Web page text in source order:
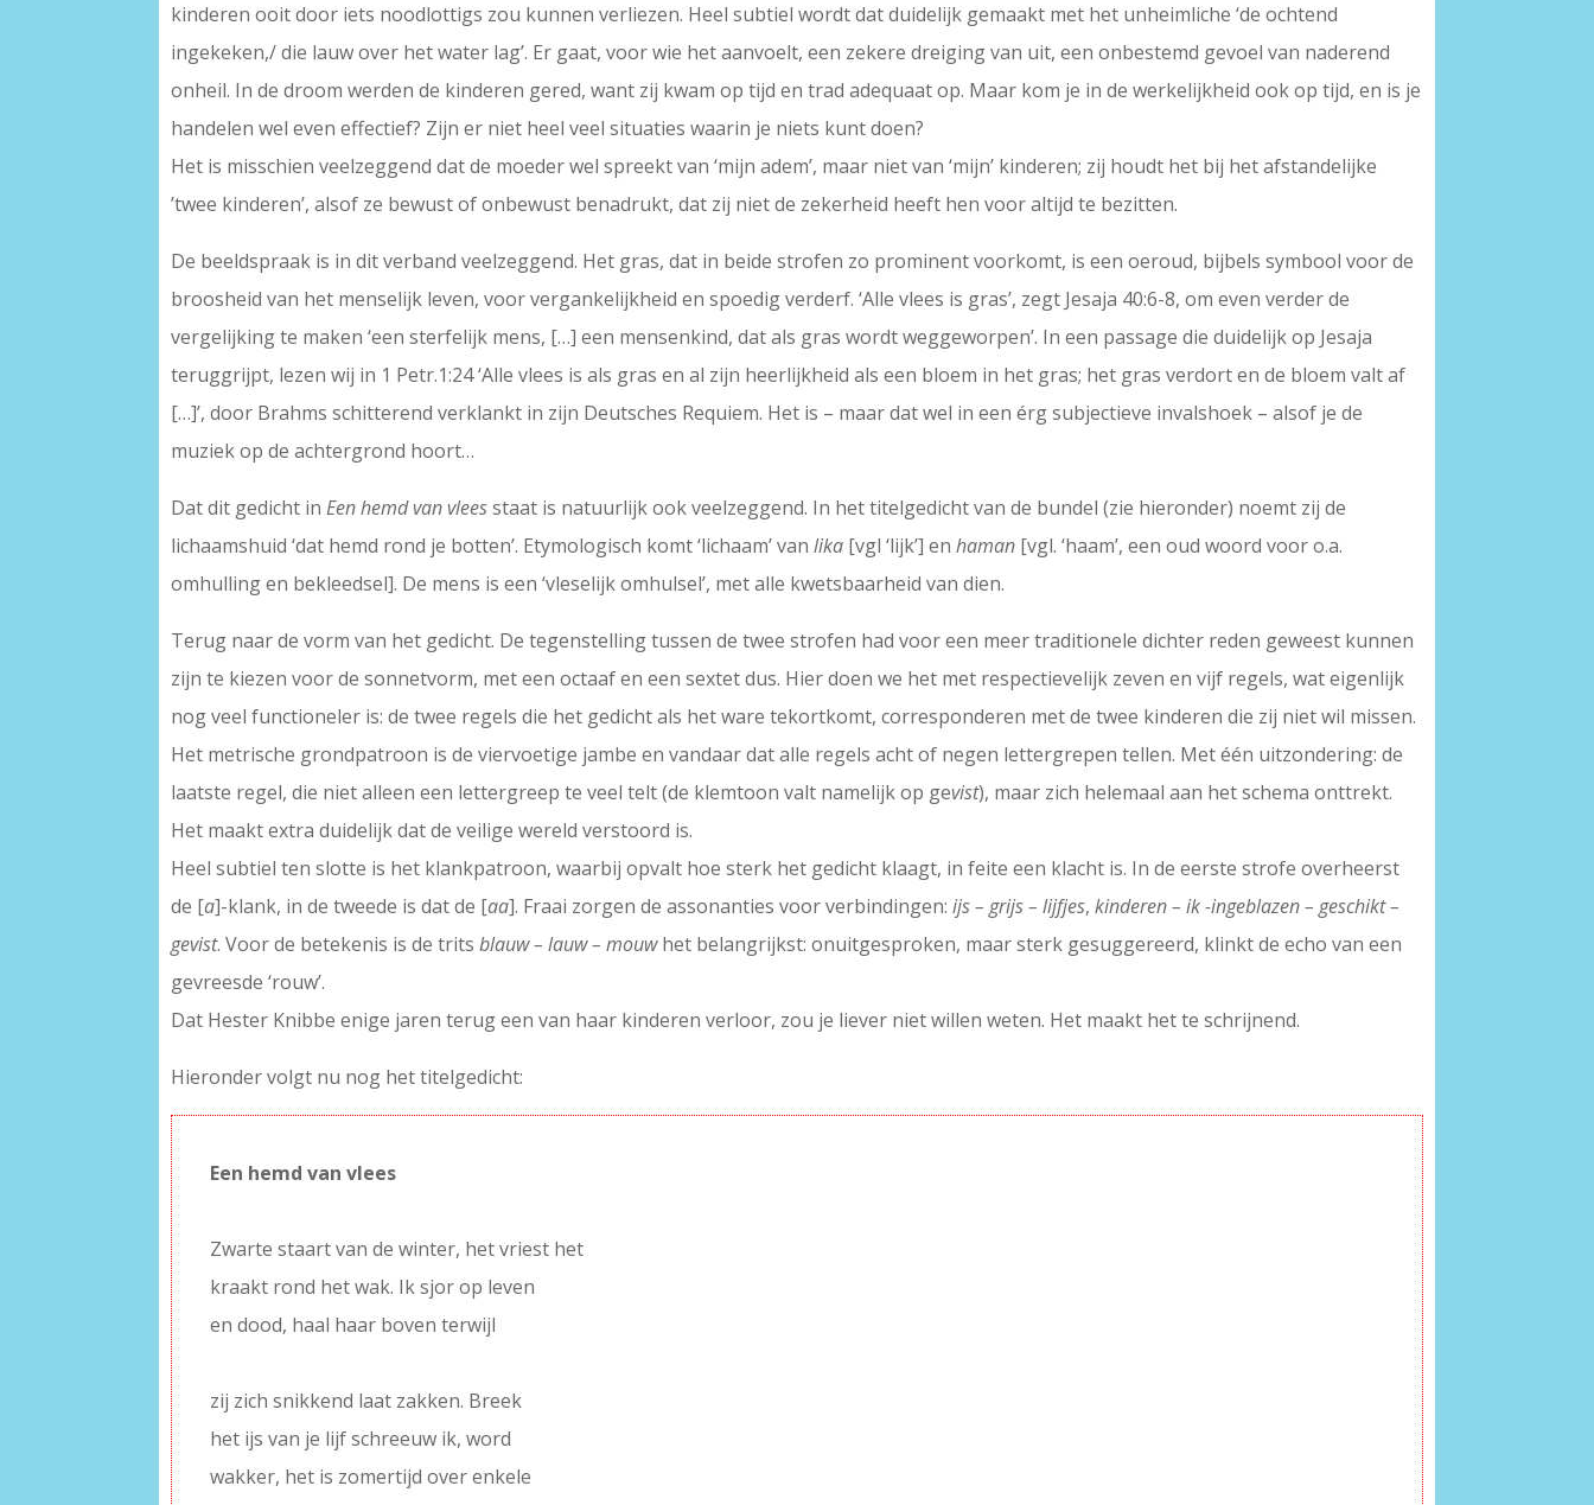
kinderen ooit door iets noodlottigs zou kunnen verliezen. Heel subtiel wordt dat duidelijk gemaakt met het unheimliche ‘de ochtend
ingekeken,/ die lauw over het water lag’. Er gaat, voor wie het aanvoelt, een zekere dreiging van uit, een onbestemd gevoel van naderend
onheil. In de droom werden de kinderen gered, want zij kwam op tijd en trad adequaat op. Maar kom je in de werkelijkheid ook op tijd, en is je
handelen wel even effectief? Zijn er niet heel veel situaties waarin je niets kunt doen?
Het is misschien veelzeggend dat de moeder wel spreekt van ‘mijn adem’, maar niet van ‘mijn’ kinderen; zij houdt het bij het afstandelijke
’twee kinderen’, alsof ze bewust of onbewust benadrukt, dat zij niet de zekerheid heeft hen voor altijd te bezitten.
De beeldspraak is in dit verband veelzeggend. Het gras, dat in beide strofen zo prominent voorkomt, is een oeroud, bijbels symbool voor de
broosheid van het menselijk leven, voor vergankelijkheid en spoedig verderf. ‘Alle vlees is gras’, zegt Jesaja 40:6-8, om even verder de
vergelijking te maken ‘een sterfelijk mens, […] een mensenkind, dat als gras wordt weggeworpen’. In een passage die duidelijk op Jesaja
teruggrijpt, lezen wij in 1 Petr.1:24 ‘Alle vlees is als gras en al zijn heerlijkheid als een bloem in het gras; het gras verdort en de bloem valt af
[…]’, door Brahms schitterend verklankt in zijn Deutsches Requiem. Het is – maar dat wel in een érg subjectieve invalshoek – alsof je de
muziek op de achtergrond hoort…
Dat dit gedicht inEen hemd van vleesstaat is natuurlijk ook veelzeggend. In het titelgedicht van de bundel (zie hieronder) noemt zij de
lichaamshuid ‘dat hemd rond je botten’. Etymologisch komt ‘lichaam’ vanlika [vgl ‘lijk’] enhaman [vgl. ‘haam’, een oud woord voor o.a.
omhulling en bekleedsel]. De mens is een ‘vleselijk omhulsel’, met alle kwetsbaarheid van dien.
Terug naar de vorm van het gedicht. De tegenstelling tussen de twee strofen had voor een meer traditionele dichter reden geweest kunnen
zijn te kiezen voor de sonnetvorm, met een octaaf en een sextet dus. Hier doen we het met respectievelijk zeven en vijf regels, wat eigenlijk
nog veel functioneler is: de twee regels die het gedicht als het ware tekortkomt, corresponderen met de twee kinderen die zij niet wil missen.
Het metrische grondpatroon is de viervoetige jambe en vandaar dat alle regels acht of negen lettergrepen tellen. Met één uitzondering: de
laatste regel, die niet alleen een lettergreep te veel telt (de klemtoon valt namelijk op gevist), maar zich helemaal aan het schema onttrekt.
Het maakt extra duidelijk dat de veilige wereld verstoord is.
Heel subtiel ten slotte is het klankpatroon, waarbij opvalt hoe sterk het gedicht klaagt, in feite een klacht is. In de eerste strofe overheerst
de [a]-klank, in de tweede is dat de [aa]. Fraai zorgen de assonanties voor verbindingen:ijs – grijs – lijfjes,kinderen – ik -ingeblazen – geschikt –
gevist. Voor de betekenis is de tritsblauw – lauw – mouwhet belangrijkst: onuitgesproken, maar sterk gesuggereerd, klinkt de echo van een
gevreesde ‘rouw’.
Dat Hester Knibbe enige jaren terug een van haar kinderen verloor, zou je liever niet willen weten. Het maakt het te schrijnend.
Hieronder volgt nu nog het titelgedicht:
Een hemd van vlees
Zwarte staart van de winter, het vriest het
kraakt rond het wak. Ik sjor op leven
en dood, haal haar boven terwijl
zij zich snikkend laat zakken. Breek
het ijs van je lijf schreeuw ik, word
wakker, het is zomertijd over enkele